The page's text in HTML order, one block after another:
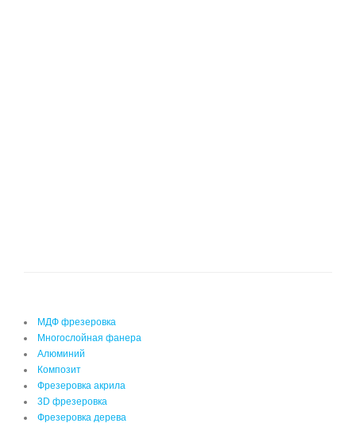
МДФ фрезеровка
Многослойная фанера
Алюминий
Композит
Фрезеровка акрила
3D фрезеровка
Фрезеровка дерева